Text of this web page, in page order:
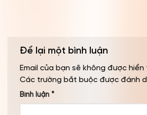
Để lại một bình luận
Email của bạn sẽ không được hiển
Các trường bắt buộc được đánh
Bình luận *